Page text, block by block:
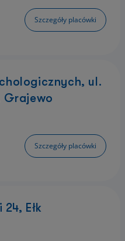
Szczegóły placówki
ul.
Grajewo
Szczegóły placówki
Ełk